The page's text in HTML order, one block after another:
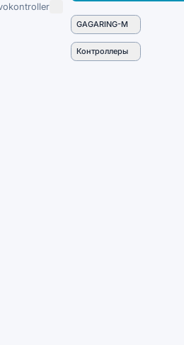
GAGARING-M
Контроллеры